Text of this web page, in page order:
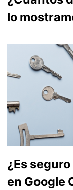
lo
¿Es
en Google